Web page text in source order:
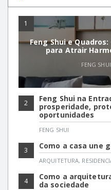
1
Feng Shui e
para Atrair
FENG SHUI
2
Feng Shui na
prosperidade,
oportunidades
FENG SHUI
3 Como a casa une
ARQUITETURA,
4
Como a
da sociedade